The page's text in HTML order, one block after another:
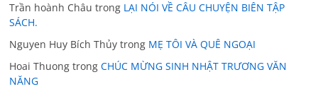
Trần hoành Châu trong LẠI NÓI VỀ CÂU CHUYỆN BIÊN TẬP
SÁCH.
Nguyen Huy Bích Thủy trong MẸ TÔI VÀ QUÊ NGOẠI
Hoai Thuong trongCHÚC MỪNG SINH NHẬT TRƯƠNG VĂN
NĂNG